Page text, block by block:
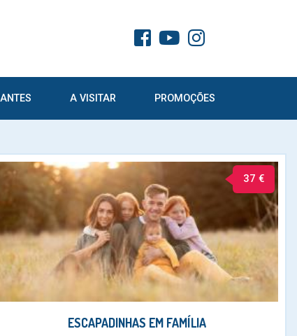
A VISITAR PROMOÇÕES
37 €
ESCAPADINHAS EM FAMÍLIA